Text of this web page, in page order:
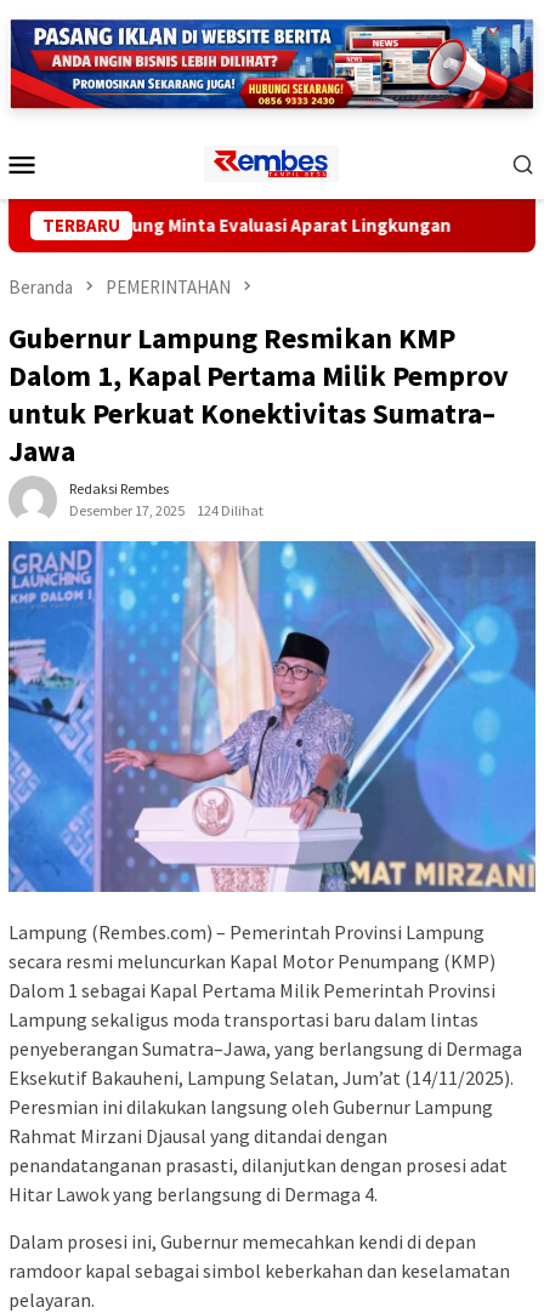
ke
konten
Mobile
TERBARU
Minta Evaluasi Aparat Lingkungan Lampung
Beranda PEMERINTAHAN
Gubernur Lampung Resmikan KMP
Dalom 1, Kapal Pertama Milik Pemprov
untuk Perkuat Konektivitas Sumatra–
Jawa
Redaksi Rembes
Desember 17, 2025
124 Dilihat
Lampung (Rembes.com) – Pemerintah Provinsi Lampung
secara resmi meluncurkan Kapal Motor Penumpang (KMP)
Dalom 1 sebagai Kapal Pertama Milik Pemerintah Provinsi
Lampung sekaligus moda transportasi baru dalam lintas
penyeberangan Sumatra–Jawa, yang berlangsung di Dermaga
Eksekutif Bakauheni, Lampung Selatan, Jum’at (14/11/2025).
Peresmian ini dilakukan langsung oleh Gubernur Lampung
Rahmat Mirzani Djausal yang ditandai dengan
penandatanganan prasasti, dilanjutkan dengan prosesi adat
Hitar Lawok yang berlangsung di Dermaga 4.
Dalam prosesi ini, Gubernur memecahkan kendi di depan
ramdoor kapal sebagai simbol keberkahan dan keselamatan
pelayaran.